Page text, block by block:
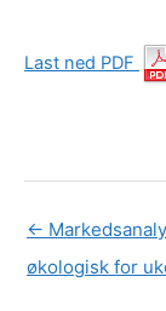
Last ned PDF
←
økologisk for